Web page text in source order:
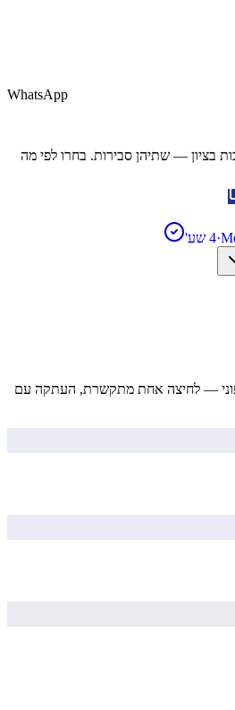
WhatsApp
בציון — שתיהן סבירות. בחרו לפי מה
·4 שע'
— לחיצה אחת מתקשרת, העתקה עם